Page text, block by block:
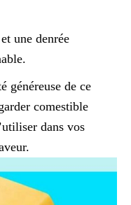
une denrée
généreuse de ce
comestible
dans vos